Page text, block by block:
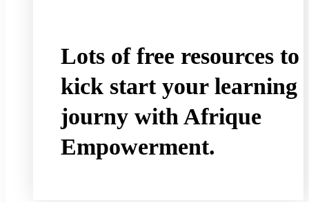
Lots of free resources to
kick start your learning
journy with Afrique
Empowerment.